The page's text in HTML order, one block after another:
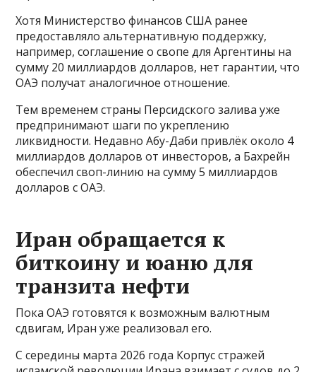
Хотя Министерство финансов США ранее
предоставляло альтернативную поддержку,
например, соглашение о свопе для Аргентины на
сумму 20 миллиардов долларов, нет гарантии, что
ОАЭ получат аналогичное отношение.
Тем временем страны Персидского залива уже
предпринимают шаги по укреплению
ликвидности. Недавно Абу-Даби привлёк около 4
миллиардов долларов от инвесторов, а Бахрейн
обеспечил своп-линию на сумму 5 миллиардов
долларов с ОАЭ.
Иран обращается к
биткоину и юаню для
транзита нефти
Пока ОАЭ готовятся к возможным валютным
сдвигам, Иран уже реализовал его.
С середины марта 2026 года Корпус стражей